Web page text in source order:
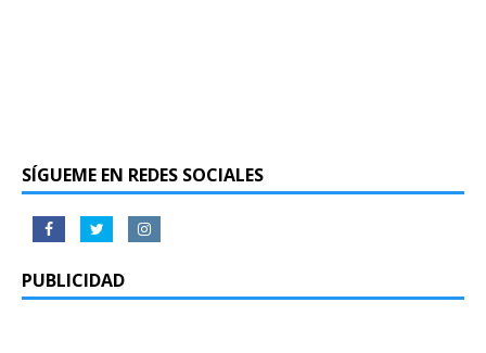
SÍGUEME EN REDES SOCIALES
PUBLICIDAD